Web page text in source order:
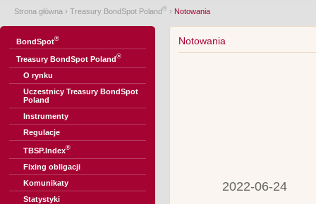
Strona główna › Treasury BondSpot Poland® › Notowania
BondSpot®
Treasury BondSpot Poland®
O rynku
Uczestnicy Treasury BondSpot
Poland
Instrumenty
Regulacje
TBSP.Index®
Fixing obligacji
Komunikaty
Statystyki
Notowania
2022-06-24